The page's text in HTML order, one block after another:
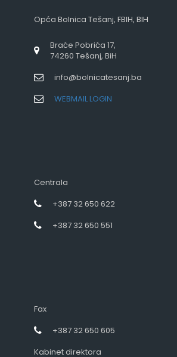
Opća Bolnica Tešanj, FBIH, BIH
Braće Pobrića 17,
74260 Tešanj, BiH
info@bolnicatesanj.ba
WEBMAIL LOGIN
Centrala
+387 32 650 622
+387 32 650 551
Fax
+387 32 650 605
Kabinet direktora